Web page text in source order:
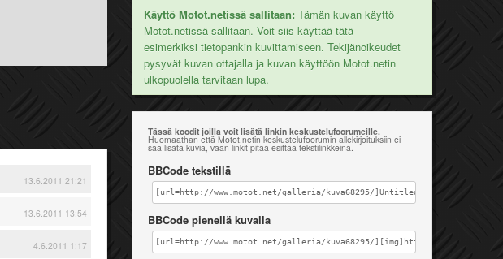
13.6.2011 21:21
13.6.2011 13:54
4.6.2011 1:17
Käyttö Motot.netissä sallitaan: Tämän kuvan käyttö
Motot.netissä sallitaan. Voit siis käyttää tätä
esimerkiksi tietopankin kuvittamiseen. Tekijänoikeudet
pysyvät kuvan ottajalla ja kuvan käyttöön Motot.netin
ulkopuolella tarvitaan lupa.
Tässä koodit joilla voit lisätä linkin keskustelufoorumeille.
Huomaathan että Motot.netin keskustelufoorumin allekirjoituksiin ei
saa lisätä kuvia, vaan linkit pitää esittää tekstilinkkeinä.
BBCode tekstillä
[url=http://www.motot.net/galleria/kuva68295/]Untitled1-Edit[/url]
BBCode pienellä kuvalla
[url=http://www.motot.net/galleria/kuva68295/][img]http://